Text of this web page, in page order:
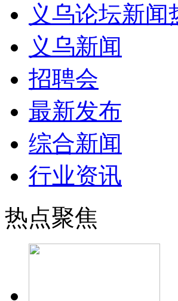
义乌论坛新闻
义乌新闻
招聘会
最新发布
综合新闻
行业资讯
热点聚焦